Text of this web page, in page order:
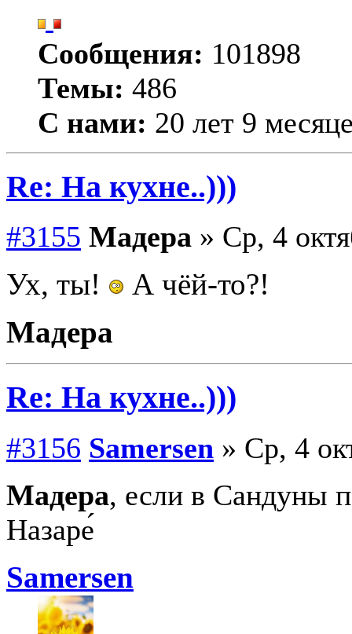
Сообщения: 101898
Темы: 486
С нами: 20 лет 9
Re: На кухне..)))
#3155 Мадера » Ср, 4
Ух, ты! А чёй-то?!
Мадера
Re: На кухне..)))
#3156 Samersen » Ср, 4
Мадера, если в Сандуны
Назаре́
Samersen